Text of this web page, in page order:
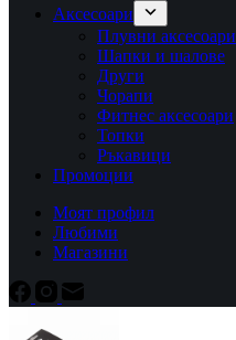
Аксесоари
Плувни аксесоари
Шапки и шалове
Други
Чорапи
Фитнес аксесоари
Топки
Ръкавици
Промоции
Моят профил
Любими
Магазини